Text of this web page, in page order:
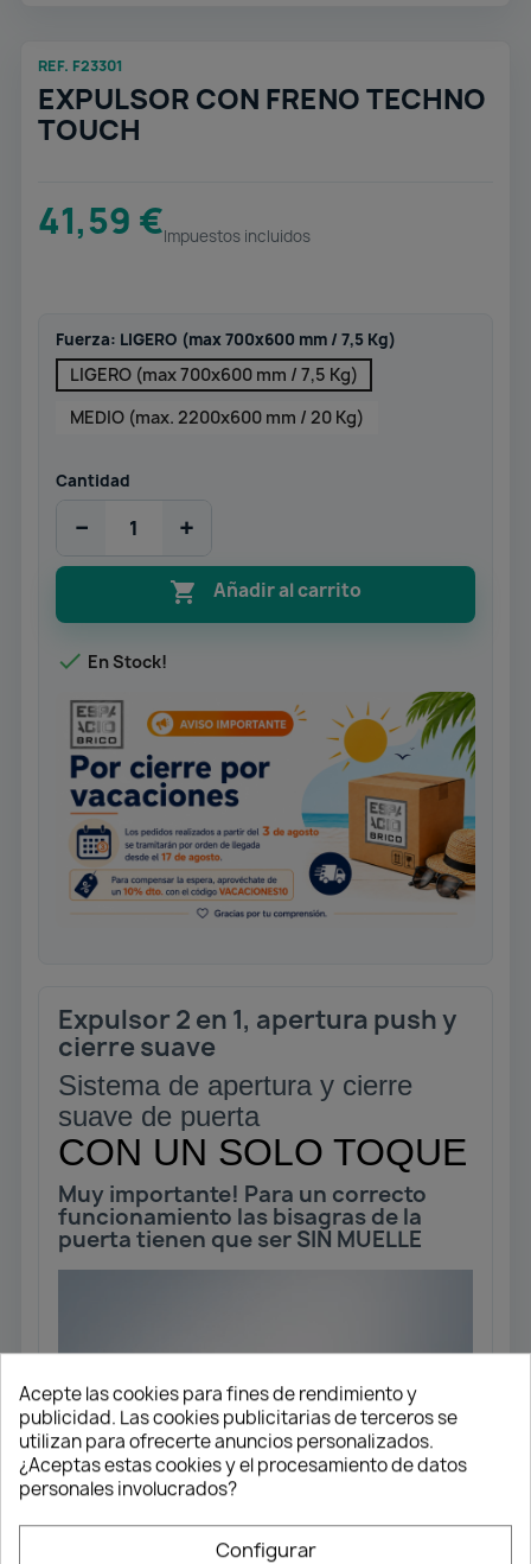
REF. F23301
EXPULSOR CON FRENO TECHNO
TOUCH
41,59 €Impuestos incluidos
Fuerza: LIGERO (max 700x600 mm / 7,5 Kg)
LIGERO (max 700x600 mm / 7,5 Kg)
MEDIO (max. 2200x600 mm / 20 Kg)
Cantidad
− +
 Añadir al carrito
 En Stock!
Expulsor 2 en 1, apertura push y
cierre suave
Sistema de apertura y cierre
suave de puerta
CON UN SOLO TOQUE
Muy importante! Para un correcto
funcionamiento las bisagras de la
puerta tienen que ser SIN MUELLE
Acepte las cookies para fines de rendimiento y
publicidad. Las cookies publicitarias de terceros se
utilizan para ofrecerte anuncios personalizados.
¿Aceptas estas cookies y el procesamiento de datos
personales involucrados?
Configurar